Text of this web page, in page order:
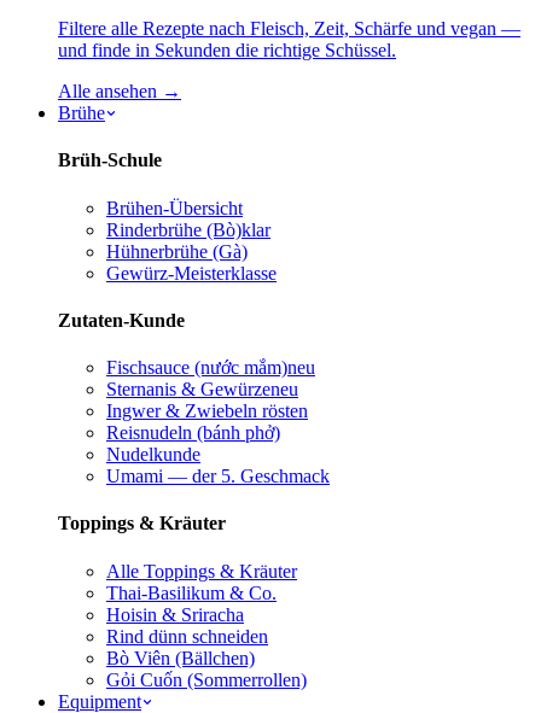
Filtere alle Rezepte nach Fleisch, Zeit, Schärfe und vegan —
und finde in Sekunden die richtige Schüssel.
Alle ansehen →
Brühe
Brüh-Schule
Brühen-Übersicht
Rinderbrühe (Bò)klar
Hühnerbrühe (Gà)
Gewürz-Meisterklasse
Zutaten-Kunde
Fischsauce (nước mắm)neu
Sternanis & Gewürzeneu
Ingwer & Zwiebeln rösten
Reisnudeln (bánh phở)
Nudelkunde
Umami — der 5. Geschmack
Toppings & Kräuter
Alle Toppings & Kräuter
Thai-Basilikum & Co.
Hoisin & Sriracha
Rind dünn schneiden
Bò Viên (Bällchen)
Gỏi Cuốn (Sommerrollen)
Equipment